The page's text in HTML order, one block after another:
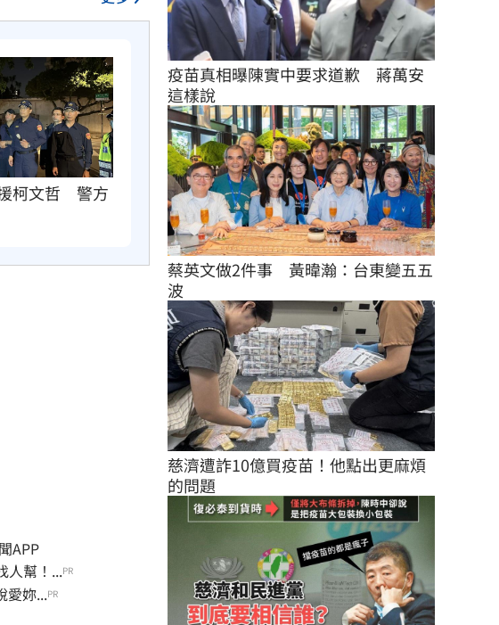
柯文哲　警方
星聞APP
人幫！...PR
愛妳...PR
疫苗真相曝陳實中要求道歉　蔣萬安
這樣說
蔡英文做2件事　黃暐瀚：台東變五五
波
慈濟遭詐10億買疫苗！他點出更麻煩
的問題